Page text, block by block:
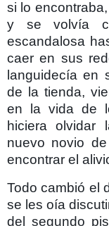
si lo
y se volvía
escandalosa
caer en sus
languidecía en
de la tienda,
en la vida de
hiciera olvidar
nuevo novio
encontrar el
Todo cambió el
se les oía
del segundo